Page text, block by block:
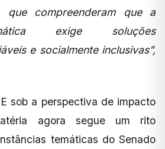
que compreenderam que a
exige soluções
e socialmente inclusivas”,
sob a perspectiva de impacto
agora segue um rito
temáticas do Senado